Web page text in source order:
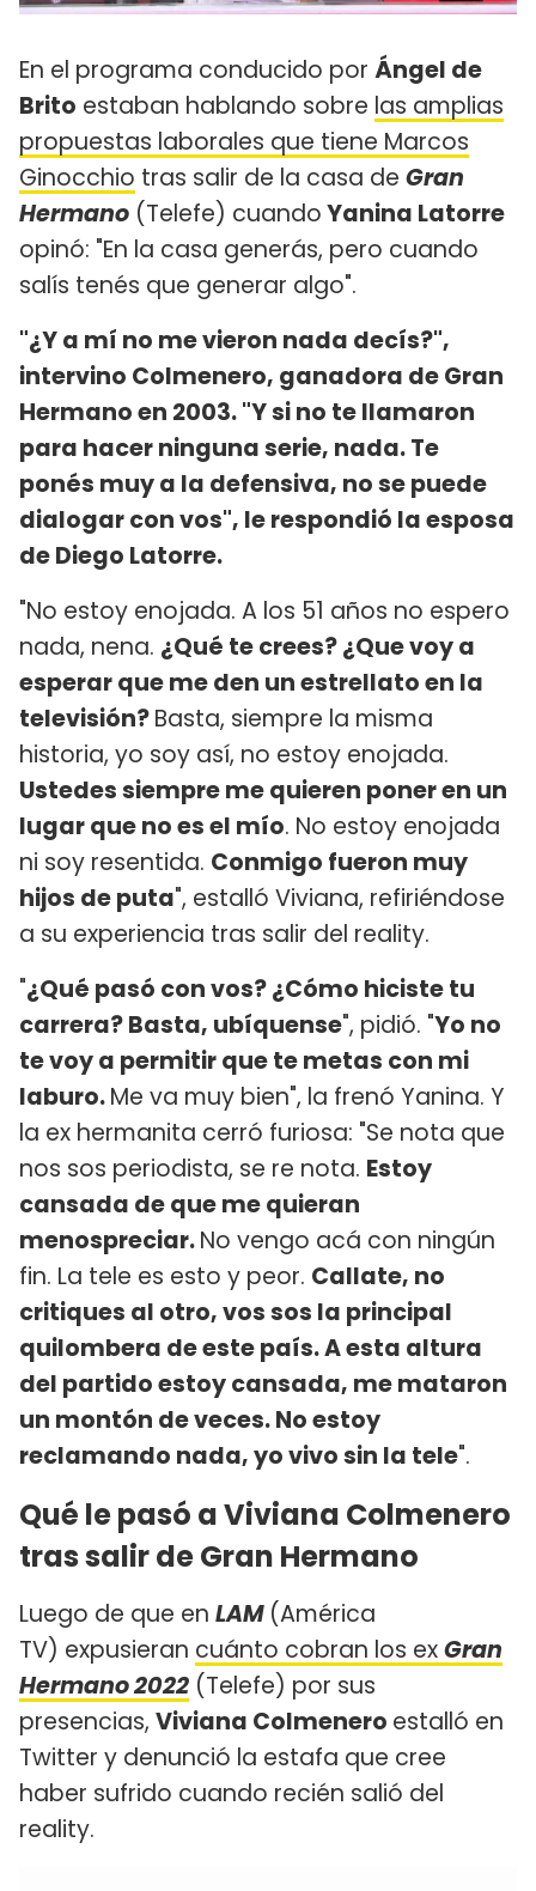
En el programa conducido por Ángel de
Brito estaban hablando sobre las amplias
propuestas laborales que tiene Marcos
Ginocchio tras salir de la casa de Gran
Hermano (Telefe) cuandoYanina Latorre
opinó: "En la casa generás, pero cuando
salís tenés que generar algo".
"¿Y a mí no me vieron nada decís?",
intervino Colmenero, ganadora de Gran
Hermano en 2003. "Y si no te llamaron
para hacer ninguna serie, nada. Te
ponés muy a la defensiva, no se puede
dialogar con vos", le respondió la esposa
de Diego Latorre.
"No estoy enojada. A los 51 años no espero
nada, nena. ¿Qué te crees? ¿Que voy a
esperar que me den un estrellato en la
televisión?Basta, siempre la misma
historia, yo soy así, no estoy enojada.
Ustedes siempre me quieren poner en un
lugar que no es el mío. No estoy enojada
ni soy resentida. Conmigo fueron muy
hijos de puta", estalló Viviana, refiriéndose
a su experiencia tras salir del reality.
"¿Qué pasó con vos? ¿Cómo hiciste tu
carrera? Basta, ubíquense", pidió. "Yo no
te voy a permitir que te metas con mi
laburo.Me va muy bien", la frenó Yanina. Y
la ex hermanita cerró furiosa: "Se nota que
nos sos periodista, se re nota. Estoy
cansada de que me quieran
menospreciar.No vengo acá con ningún
fin. La tele es esto y peor. Callate, no
critiques al otro, vos sos la principal
quilombera de este país. A esta altura
del partido estoy cansada, me mataron
un montón de veces. No estoy
reclamando nada, yo vivo sin la tele".
Qué le pasó a Viviana Colmenero
tras salir de Gran Hermano
Luego de que en LAM (América
TV) expusieran cuánto cobran los exGran
Hermano 2022 (Telefe) por sus
presencias, Viviana Colmenero estalló en
Twitter y denunció la estafa que cree
haber sufrido cuando recién salió del
reality.